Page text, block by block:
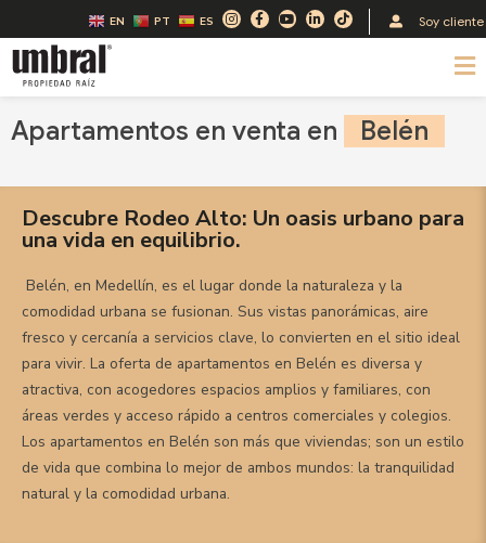
al
contenido
EN PT ES I
n
s
F
a
c
f
Y
o
u
L
i
n
i
n
T
i
k
Soy cliente
Apartamentos en venta en
Belén
Descubre Rodeo Alto: Un oasis urbano para
una vida en equilibrio.
Belén, en Medellín, es el lugar donde la naturaleza y la
comodidad urbana se fusionan. Sus vistas panorámicas, aire
fresco y cercanía a servicios clave, lo convierten en el sitio ideal
para vivir. La oferta de apartamentos en Belén es diversa y
atractiva, con acogedores espacios amplios y familiares, con
áreas verdes y acceso rápido a centros comerciales y colegios.
Los apartamentos en Belén son más que viviendas; son un estilo
de vida que combina lo mejor de ambos mundos: la tranquilidad
natural y la comodidad urbana.